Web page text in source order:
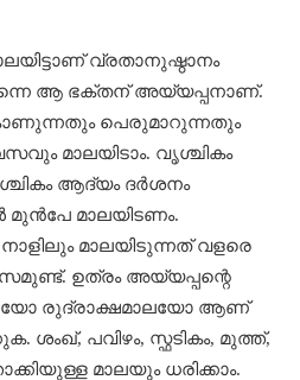
വ്രതാനുഷ്ഠാനം
ആ ഭക്തന് അയ്യപ്പനാണ്.
പെരുമാറുന്നതും
മാലയിടാം. വൃശ്ചികം
ആദ്യം ദർശനം
മുൻപേ മാലയിടണം.
മാലയിടുന്നത് വളരെ
ഉത്രം അയ്യപ്പന്റെ
രുദ്രാക്ഷമാലയോ ആണ്
ശംഖ്, പവിഴം, സ്ഫടികം, മുത്ത്,
മാലയും ധരിക്കാം.